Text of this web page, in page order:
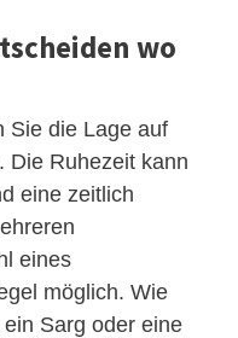
wo
Sie die Lage auf
Die Ruhezeit kann
eine zeitlich
eines
möglich. Wie
Sarg oder eine